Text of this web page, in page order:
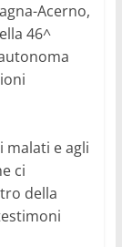
Acerno,
46^
malati e agli
ci
della